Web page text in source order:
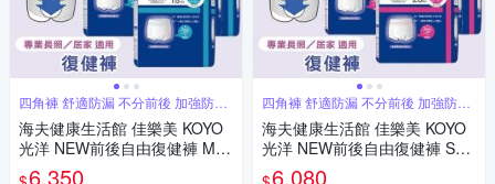
四角褲 舒適防漏 不分前後 加強防漏
褲型
海夫健康生活館 佳樂美 KOYO
光洋 NEW前後自由復健褲 M號
_108片/共1箱
6,350
四角褲 舒適防漏 不分前後 加強防漏
褲型
海夫健康生活館 佳樂美 KOYO
光洋 NEW前後自由復健褲 S號
_120片/箱
6,080